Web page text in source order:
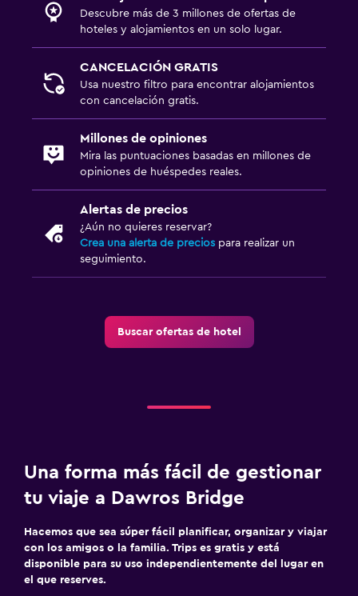
Descubre más de 3 millones de ofertas de
hoteles y alojamientos en un solo lugar.
CANCELACIÓN GRATIS
Usa nuestro filtro para encontrar alojamientos
con cancelación gratis.
Millones de opiniones
Mira las puntuaciones basadas en millones de
opiniones de huéspedes reales.
Alertas de precios
¿Aún no quieres reservar?
Crea una alerta de precios para realizar un
seguimiento.
Buscar ofertas de hotel
Una forma más fácil de gestionar
tu viaje a Dawros Bridge
Hacemos que sea súper fácil planificar, organizar y viajar
con los amigos o la familia. Trips es gratis y está
disponible para su uso independientemente del lugar en
el que reserves.